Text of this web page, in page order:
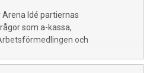
Idé partiernas
som a-kassa,
och